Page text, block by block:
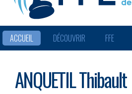
ACCUEIL DÉCOUVRIR FFE
ANQUETIL Thibault